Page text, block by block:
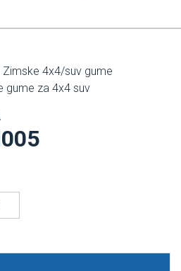
Zimske 4x4/suv gume
gume za 4x4 suv